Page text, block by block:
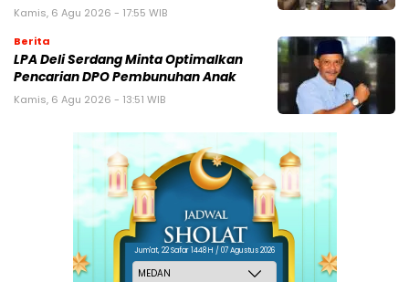
Kamis, 6 Agu 2026 - 17:55 WIB
Berita
LPA Deli Serdang Minta Optimalkan
Pencarian DPO Pembunuhan Anak
Kamis, 6 Agu 2026 - 13:51 WIB
Jum'at, 22 Safar 1448 H / 07 Agustus 2026